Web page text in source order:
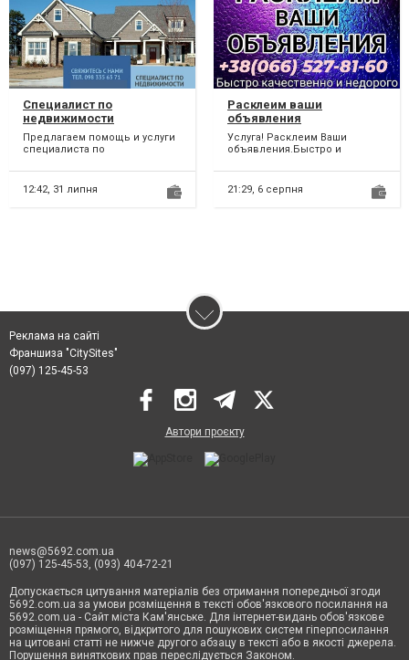
Специалист по
недвижимости
г.Каменское
Предлагаем помощь и услуги
специалиста по
городе Каменское.
Консультируем...
12:42, 31 липня
Расклеим ваши
объявления
Услуга! Расклеим Ваши
объявления.Быстро и
21:29, 6 серпня
Реклама на сайті
Франшиза "CitySites"
(097) 125-45-53
Автори проєкту
news@5692.com.ua
(097) 125-45-53, (093) 404-72-21
Допускається цитування матеріалів без отримання попередньої згоди
5692.com.ua за умови розміщення в тексті обов'язкового посилання на
5692.com.ua - Сайт міста Кам'янське. Для інтернет-видань обов'язкове
розміщення прямого, відкритого для пошукових систем гіперпосилання
на цитовані статті не нижче другого абзацу в тексті або в якості джерела.
Порушення виняткових прав переслідується Законом.